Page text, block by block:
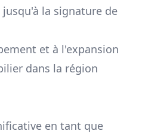
la signature de
et à l'expansion
dans la région
en tant que